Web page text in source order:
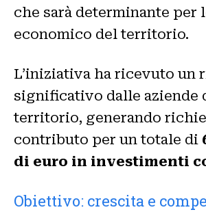
che sarà determinante per
economico del territorio.
L’iniziativa ha ricevuto un
significativo dalle aziende
territorio, generando
contributo per un totale di
di euro in investimenti
Obiettivo: crescita e